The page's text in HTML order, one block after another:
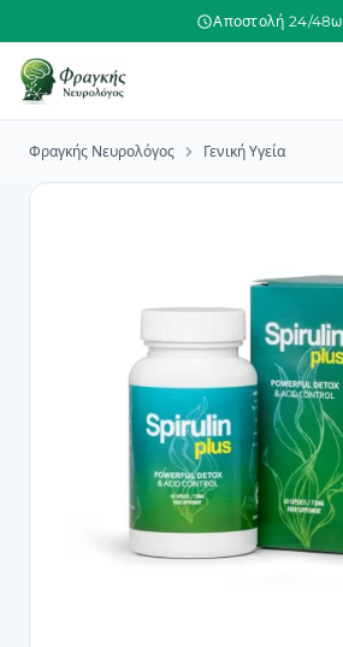
Αποστολή 24/48ω
Φραγκής Νευρολόγος Γενική Υγεία